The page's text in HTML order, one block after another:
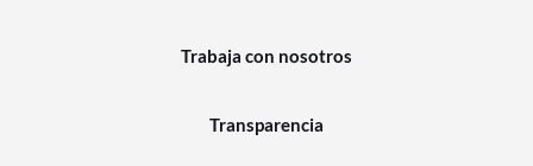
Trabaja con nosotros
Transparencia